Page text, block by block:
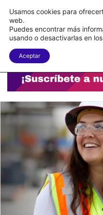
Menu
Usamos cookies para
web.
Puedes encontrar más
usando o desactivarlas en los
Aceptar